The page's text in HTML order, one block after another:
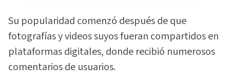
Su popularidad comenzó después de que
fotografías y videos suyos fueran compartidos en
plataformas digitales, donde recibió numerosos
comentarios de usuarios.